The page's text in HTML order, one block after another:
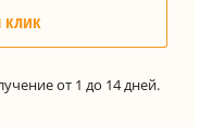
клик
от 1 до 14 дней.